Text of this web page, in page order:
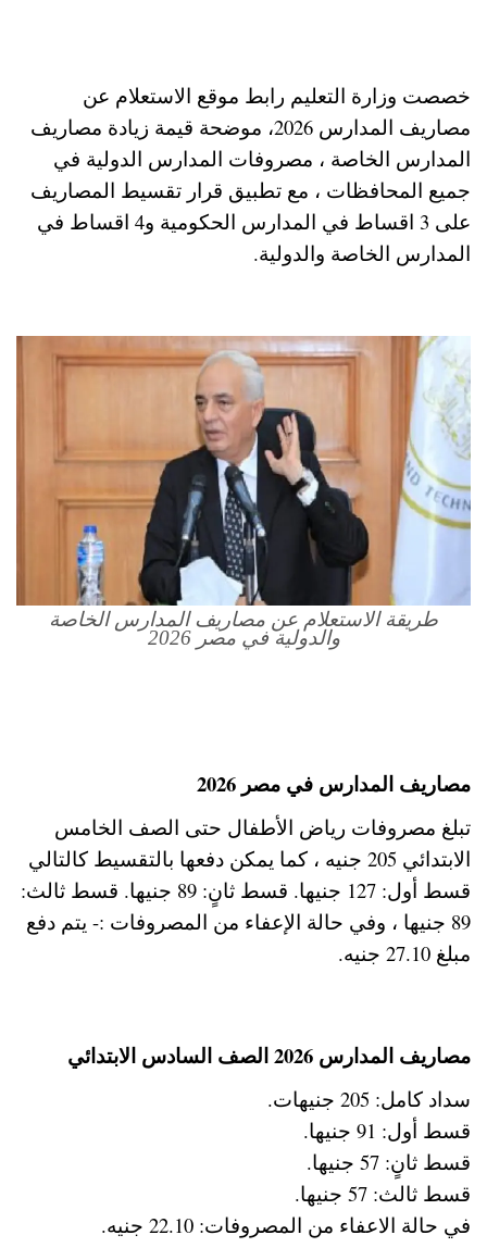
خصصت وزارة التعليم رابط موقع الاستعلام عن
مصاريف المدارس 2026، موضحة قيمة زيادة مصاريف
المدارس الخاصة ، مصروفات المدارس الدولية في
جميع المحافظات ، مع تطبيق قرار تقسيط المصاريف
على 3 اقساط في المدارس الحكومية و4 اقساط في
المدارس الخاصة والدولية.
طريقة الاستعلام عن مصاريف المدارس الخاصة
والدولية في مصر 2026
مصاريف المدارس في مصر 2026
تبلغ مصروفات رياض الأطفال حتى الصف الخامس
الابتدائي 205 جنيه ، كما يمكن دفعها بالتقسيط كالتالي
قسط أول: 127 جنيها. قسط ثانٍ: 89 جنيها. قسط ثالث:
89 جنيها ، وفي حالة الإعفاء من المصروفات :- يتم دفع
مبلغ 27.10 جنيه.
مصاريف المدارس 2026 الصف السادس الابتدائي
سداد كامل: 205 جنيهات.
قسط أول: 91 جنيها.
قسط ثانٍ: 57 جنيها.
قسط ثالث: 57 جنيها.
في حالة الاعفاء من المصروفات: 22.10 جنيه.